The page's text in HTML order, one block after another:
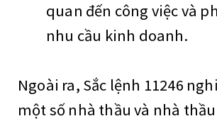
quan đến công việc và
nhu cầu kinh doanh.
Ngoài ra, Sắc lệnh 11246
một số nhà thầu và nhà